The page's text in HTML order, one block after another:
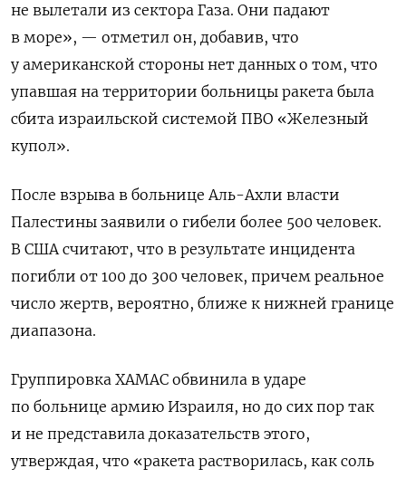
не вылетали из сектора Газа. Они падают
в море», — отметил он, добавив, что
у американской стороны нет данных о том, что
упавшая на территории больницы ракета была
сбита израильской системой ПВО «Железный
купол».
После взрыва в больнице Аль-Ахли власти
Палестины заявили о гибели более 500 человек.
В США считают, что в результате инцидента
погибли от 100 до 300 человек, причем реальное
число жертв, вероятно, ближе к нижней границе
диапазона.
Группировка ХАМАС обвинила в ударе
по больнице армию Израиля, но до сих пор так
и не представила доказательств этого,
утверждая, что «ракета растворилась, как соль